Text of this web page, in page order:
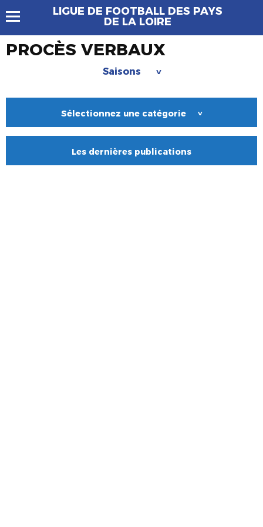
LIGUE DE FOOTBALL DES PAYS
DE LA LOIRE
PROCÈS VERBAUX
Saisons >
Sélectionnez une catégorie >
Les dernières publications